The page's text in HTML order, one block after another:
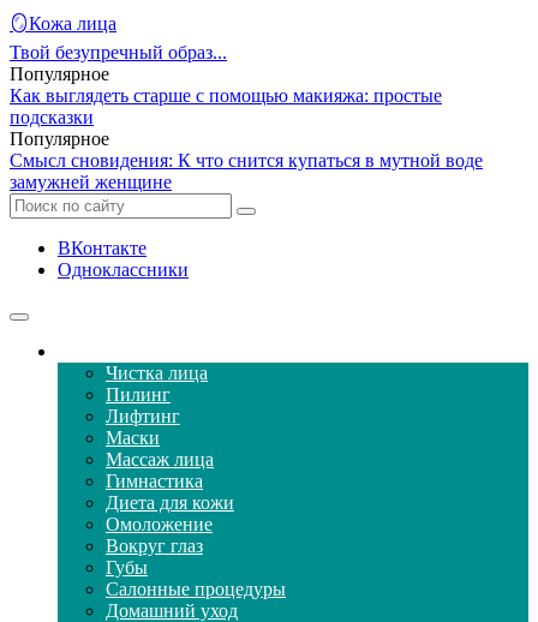
🪞Кожа лица
Твой безупречный образ...
Популярное
Как выглядеть старше с помощью макияжа: простые
подсказки
Популярное
Смысл сновидения: К что снится купаться в мутной воде
замужней женщине
ВКонтакте
Одноклассники
Чистка лица
Пилинг
Лифтинг
Маски
Массаж лица
Гимнастика
Диета для кожи
Омоложение
Вокруг глаз
Губы
Салонные процедуры
Домашний уход